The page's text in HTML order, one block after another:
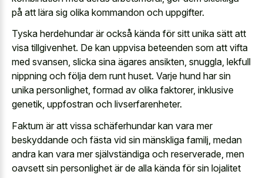
på att lära sig olika kommandon och uppgifter.
Tyska herdehundar är också kända för sitt unika sätt att
visa tillgivenhet. De kan uppvisa beteenden som att vifta
med svansen, slicka sina ägares ansikten, snuggla, lekfull
nippning och följa dem runt huset. Varje hund har sin
unika personlighet, formad av olika faktorer, inklusive
genetik, uppfostran och livserfarenheter.
Faktum är att vissa schäferhundar kan vara mer
beskyddande och fästa vid sin mänskliga familj, medan
andra kan vara mer självständiga och reserverade, men
oavsett sin personlighet är de alla kända för sin lojalitet